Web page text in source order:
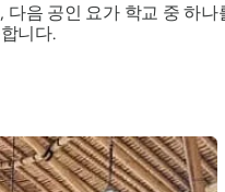
음 공인 요가 학교 중 하
니다.